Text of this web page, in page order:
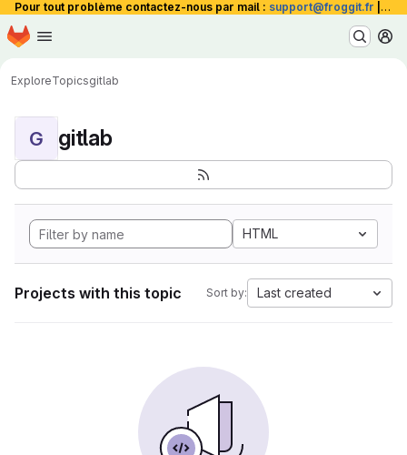
Pour tout problème contactez-nous par mail : support@froggit.fr La
Skip to main content
Homepage
ExploreTopicsgitlab
G gitlab
HTML
Projects with this topic Sort by: Last created